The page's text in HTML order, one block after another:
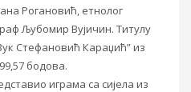
Рогановић, етнолог
Љубомир Вујичин. Титулу
Стефановић Караџић” из
бодова.
играма са сијела из